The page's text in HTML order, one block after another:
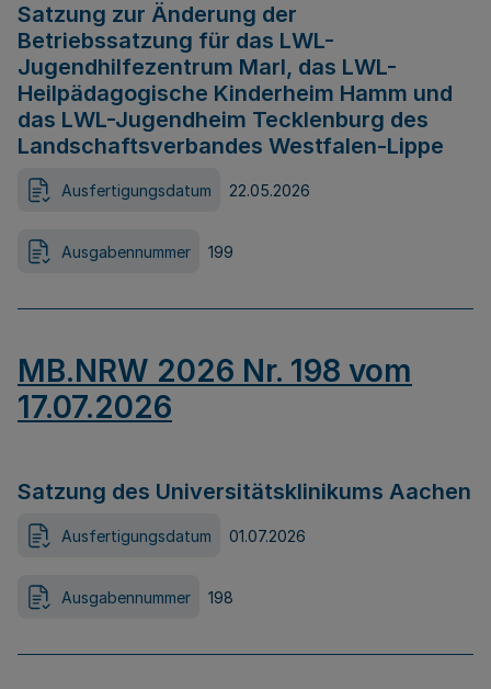
Satzung zur Änderung der
Betriebssatzung für das LWL-
Jugendhilfezentrum Marl, das LWL-
Heilpädagogische Kinderheim Hamm und
das LWL-Jugendheim Tecklenburg des
Landschaftsverbandes Westfalen-Lippe
Ausfertigungsdatum 22.05.2026
Ausgabennummer 199
MB.NRW 2026 Nr. 198 vom
17.07.2026
Satzung des Universitätsklinikums Aachen
Ausfertigungsdatum 01.07.2026
Ausgabennummer 198